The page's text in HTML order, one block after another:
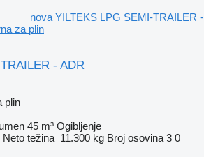
nova YILTEKS LPG SEMI-TRAILER -
za plin
- ADR
plin
45 m³ Ogibljenje
Neto težina 11.300 kg Broj osovina 3 0